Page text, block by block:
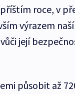
roce, v
výrazem
její
působit až